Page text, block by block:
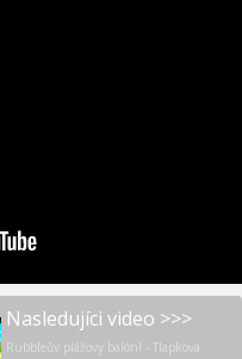
Nasledujíci video >>>
Rubbleův plážový balón! - Tlapková